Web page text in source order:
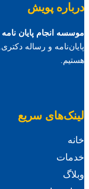
درباره پویش
موسسه انجام پایان
پایان‌نامه و رساله
هستیم.
لینک‌های سریع
خانه
خدمات
وبلاگ